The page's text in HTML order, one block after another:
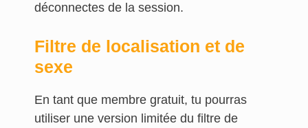
déconnectes de la session.
Filtre de localisation et de
sexe
En tant que membre gratuit, tu pourras
utiliser une version limitée du filtre de